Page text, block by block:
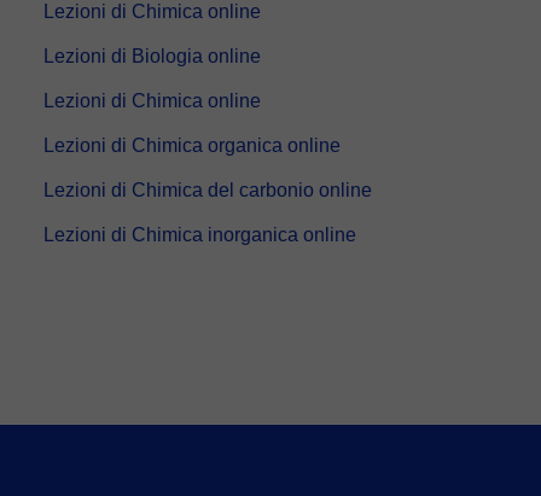
Lezioni di Chimica online
Lezioni di Biologia online
Lezioni di Chimica online
Lezioni di Chimica organica online
Lezioni di Chimica del carbonio online
Lezioni di Chimica inorganica online